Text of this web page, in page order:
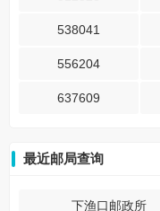
538041
556204
637609
最近邮局查询
下渔口邮政所